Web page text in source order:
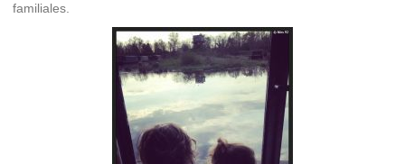
familiales.